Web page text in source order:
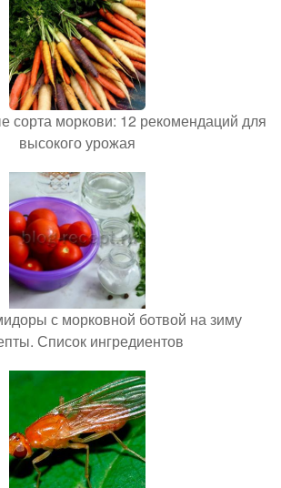
сорта моркови: 12 рекомендаций для
высокого урожая
с морковной ботвой на зиму
Список ингредиентов